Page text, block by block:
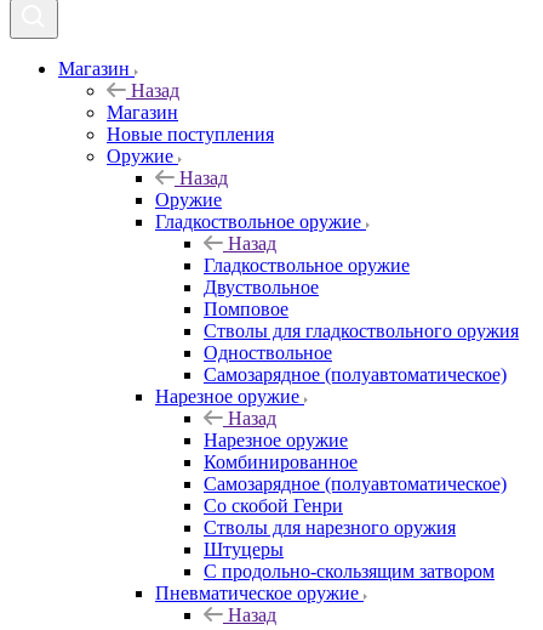
Магазин
Назад
Магазин
Новые поступления
Оружие
Назад
Оружие
Гладкоствольное оружие
Назад
Гладкоствольное оружие
Двуствольное
Помповое
Стволы для гладкоствольного оружия
Одноствольное
Самозарядное (полуавтоматическое)
Нарезное оружие
Назад
Нарезное оружие
Комбинированное
Самозарядное (полуавтоматическое)
Со скобой Генри
Стволы для нарезного оружия
Штуцеры
С продольно-скользящим затвором
Пневматическое оружие
Назад